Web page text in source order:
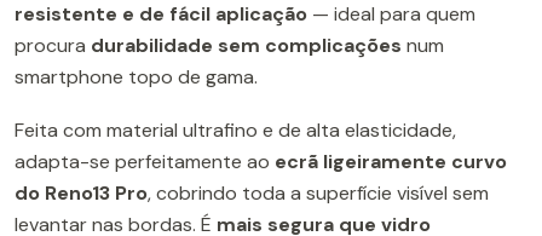
resistente e de fácil aplicação — ideal para quem
procura durabilidade sem complicações num
smartphone topo de gama.
Feita com material ultrafino e de alta elasticidade,
adapta-se perfeitamente ao ecrã ligeiramente curvo
do Reno13 Pro, cobrindo toda a superfície visível sem
levantar nas bordas. É mais segura que vidro